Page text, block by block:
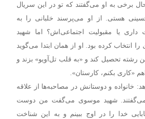
حال برخی به او می‌گفتند که تو در این سریال
هستی. از او می‌پرسند خلبانی را به
یا مقبولیت اجتماعی‌اش؟ اما شهید
انتخاب کرده بود. او از همان ابتدا می‌گوید
رشته تحصیل کند و «به قلب تل‌آویو» بزند و
«کاری بکنم، کارستان».
خانواده و دوستانش در مصاحبه‌ها از علاقه
می‌گفتند. شهید موسوی می‌گفت من دوست
خدا را در اوج ببینم و به این شناخت